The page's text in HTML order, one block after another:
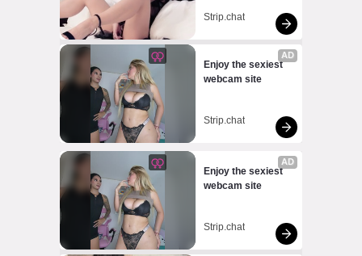
Strip.chat
AD
Enjoy the sexiest
webcam site
Strip.chat
AD
Enjoy the sexiest
webcam site
Strip.chat